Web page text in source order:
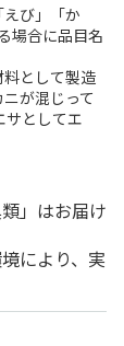
び」「か
場合に品目名
として製造
が混じって
サとしてエ
」はお届け
により、実